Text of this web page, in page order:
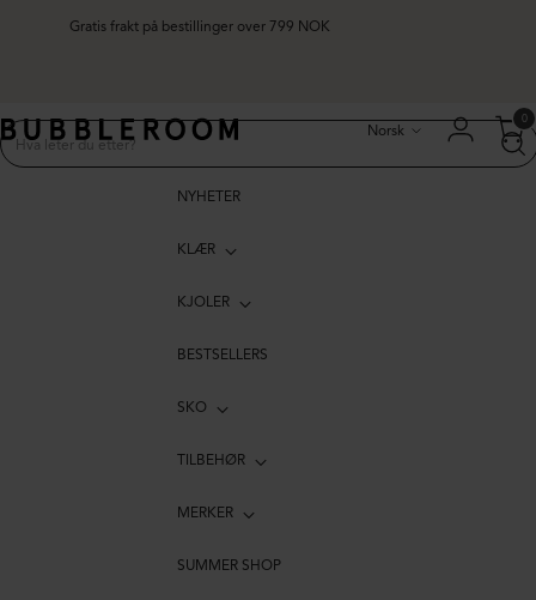
Gratis frakt på bestillinger over 799 NOK
Norsk
0
NYHETER
KLÆR
KJOLER
BESTSELLERS
SKO
TILBEHØR
MERKER
SUMMER SHOP